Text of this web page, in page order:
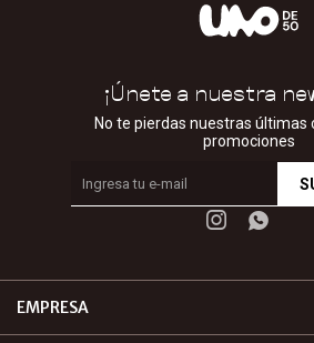
EMPRESA
¡Únete a nuestra
No te pierdas nuestras últimas
promociones
 